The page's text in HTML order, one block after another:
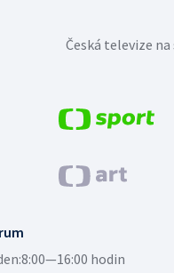
8:00—16:00 hodin
Česká televize